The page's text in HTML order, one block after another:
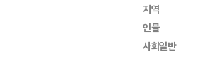
지역
인물
사회일반